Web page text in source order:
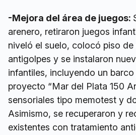
-Mejora del área de juegos:
arenero, retiraron juegos
niveló el suelo, colocó piso
antigolpes y se instalaron
infantiles, incluyendo un
proyecto “Mar del Plata 150
sensoriales tipo memotest y
Asimismo, se recuperaron y
existentes con tratamiento